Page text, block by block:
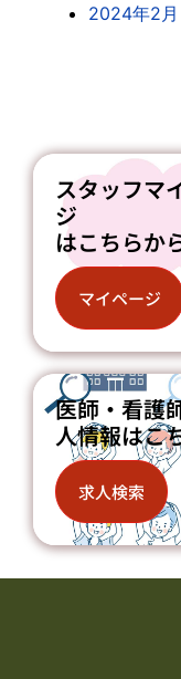
2024年2月
スタッフマ
ジ
はこちらか
マイページ
医師・看護
人情報はこ
求人検索